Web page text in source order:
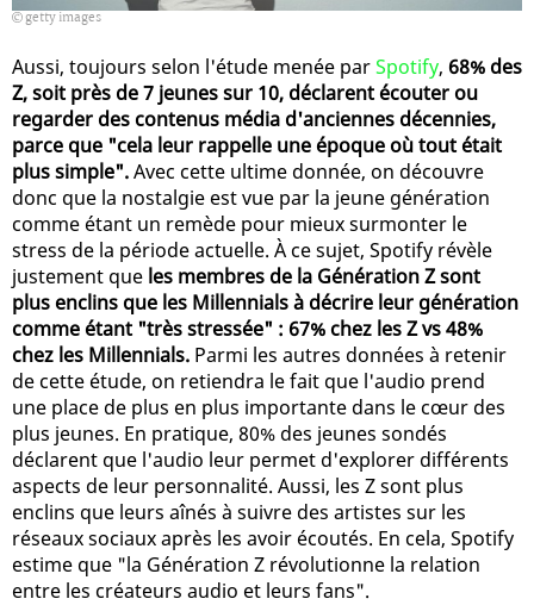
getty images
Aussi, toujours selon l'étude menée parSpotify, 68% des
Z, soit près de 7 jeunes sur 10, déclarent écouter ou
regarder des contenus média d'anciennes décennies,
parce que "cela leur rappelle une époque où tout était
plus simple".Avec cette ultime donnée, on découvre
donc que la nostalgie est vue par la jeune génération
comme étant un remède pour mieux surmonter le
stress de la période actuelle. À ce sujet, Spotify révèle
justement que les membres de la Génération Z sont
plus enclins que les Millennials à décrire leur génération
comme étant "très stressée" : 67% chez les Z vs 48%
chez les Millennials. Parmi les autres données à retenir
de cette étude, on retiendra le fait que l'audio prend
une place de plus en plus importante dans le cœur des
plus jeunes. En pratique, 80% des jeunes sondés
déclarent que l'audio leur permet d'explorer différents
aspects de leur personnalité. Aussi, les Z sont plus
enclins que leurs aînés à suivre des artistes sur les
réseaux sociaux après les avoir écoutés. En cela, Spotify
estime que "la Génération Z révolutionne la relation
entre les créateurs audio et leurs fans".